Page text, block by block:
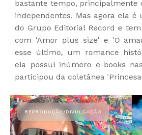
bastante tempo, principalmente
independentes. Mas agora ela é
do Grupo Editorial Record e
com 'Amor plus size' e 'O
esse último, um romance
ela possui inúmero e-books
participou da coletânea